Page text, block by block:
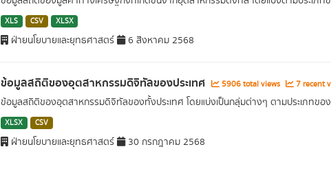
XLS CSV XLSX
ฝ่ายนโยบายและยุทธศาสตร์ 6 สิงหาคม 2568
ข้อมูลสถิติของอุตสาหกรรมดิจิทัลของประเทศ 5906 total views 7 recent
ข้อมูลสถิติของอุตสาหกรรมดิจิทัลของทั้งประเทศ โดยแบ่งเป็นกลุ่มต่างๆ ตามประเภทขอ
XLSX CSV
ฝ่ายนโยบายและยุทธศาสตร์ 30 กรกฎาคม 2568